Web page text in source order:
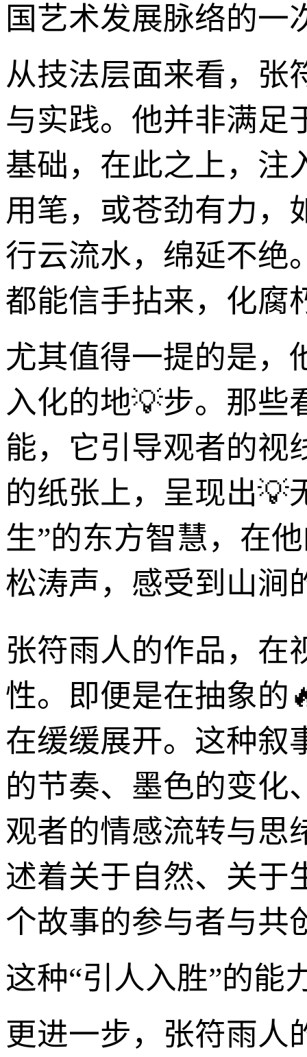
国艺术发展脉络的一
从技法层面来看，张
与实践。他并非满足
基础，在此之上，注
用笔，或苍劲有力，
行云流水，绵延不绝
都能信手拈来，化腐
尤其值得一提的是，
入化的地💡步。那些
能，它引导观者的视
的纸张上，呈现出💡
生”的东方智慧，在
松涛声，感受到山
张符雨人的作品，在
性。即便是在抽象的
在缓缓展开。这种叙
的节奏、墨色的变化
观者的情感流转与思
述着关于自然、关于
个故事的参与者与共
这种“引人入胜”的能
更进一步，张符雨人